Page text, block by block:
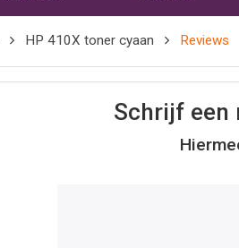
HP 410X toner cyaan Reviews
Schrijf een